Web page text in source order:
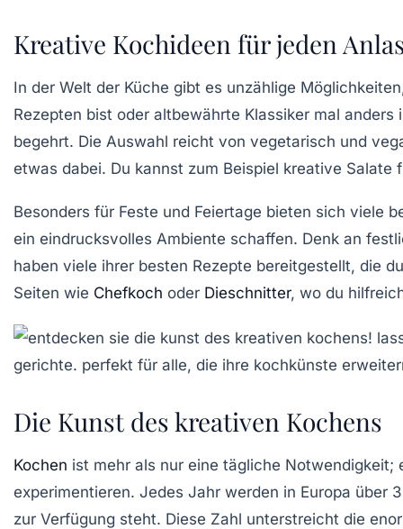
Kreative Kochideen für jeden
In der Welt der Küche gibt es unzählige
Rezepten bist oder altbewährte Klassiker mal
begehrt. Die Auswahl reicht von vegetarisch und
etwas dabei. Du kannst zum Beispiel kreative Salate
Besonders für Feste und Feiertage bieten sich viele
ein eindrucksvolles Ambiente schaffen. Denk an
haben viele ihrer besten Rezepte bereitgestellt, die
Seiten wie Chefkoch oder Dieschnitter, wo du
Die Kunst des kreativen Kochens
Kochen ist mehr als nur eine tägliche Notwendigkeit;
experimentieren. Jedes Jahr werden in Europa über
zur Verfügung steht. Diese Zahl unterstreicht die